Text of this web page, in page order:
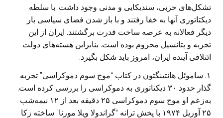
تشکل‌های حزبی، سندیکایی و مدنی وجود داشت. با سلطه
دیکتاتوری آنها به خفا رفتند و با باز شدن فضای سیاسی بار
دیگر فعالانه به عرصه ساخت قدرت برگشتند. ایران از این
تجربه و پتانسیل محروم بوده است. بنابراین هسته‌های دولت
ائتلافی آینده ایران، امروز باید شکل بگیرد.
۱. ساموئل‌ هانتینگتون در کتاب “موج سوم دموکراسی” تجربه
گذار حدود ۳۰ دیکتاتوری به دموکراسی را بررسی کرده است.
به‌زعم او موج سوم دموکراسی ۲۵ دقیقه بعد از ۱۲ نیمه‌شب
۲۵ آوریل ۱۹۷۴ با پخش ترانه “گراندولا ویلا مورنا” ساخته زکا